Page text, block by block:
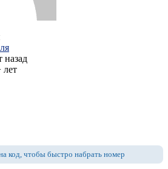
назад
лет
код, чтобы быстро набрать номер